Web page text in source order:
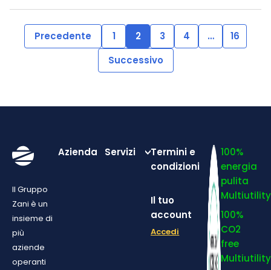
Precedente 1 2 3 4 …
16
Successivo
Il Gruppo
Zani è un
insieme di
più
aziende
operanti
Azienda Servizi
Termini e
condizioni
Il tuo
account
Accedi
100%
energia
pulita
Multiutility
100%
CO2
free
Multiutility